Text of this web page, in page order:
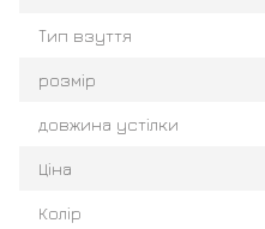
Тип взуття
розмір
довжина устілки
Ціна
Колір